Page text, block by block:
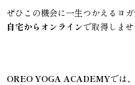
ぜひこの機会に一生つかえるヨ
自宅からオンラインで取得しませ
OREO YOGA ACADEMYでは